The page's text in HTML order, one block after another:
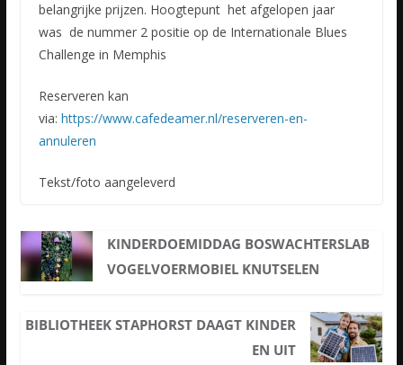
belangrijke prijzen. Hoogtepunt het afgelopen jaar
was de nummer 2 positie op de Internationale Blues
Challenge in Memphis
Reserveren kan
via: https://www.cafedeamer.nl/reserveren-en-
annuleren
Tekst/foto aangeleverd
KINDERDOEMIDDAG BOSWACHTERSLAB
VOGELVOERMOBIEL KNUTSELEN
BIBLIOTHEEK STAPHORST DAAGT KINDER
EN UIT